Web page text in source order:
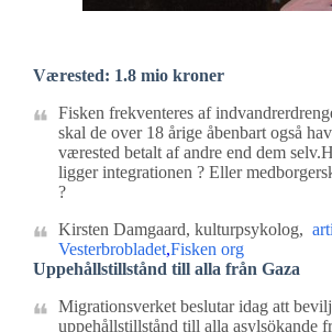
Værested: 1.8 mio kroner
Fisken frekventeres af
skal de over 18 årige åbenbart også
værested betalt af andre end dem
ligger integrationen ? Eller
?
Kirsten Damgaard, kulturpsykolog,
Vesterbrobladet,Fisken org
Uppehållstillstånd till alla från Gaza
Migrationsverket beslutar idag att
uppehållstillstånd till alla asylsökande